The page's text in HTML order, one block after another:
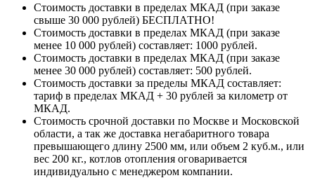
Стоимость доставки в пределах МКАД (при заказе
свыше 30 000 рублей) БЕСПЛАТНО!
Стоимость доставки в пределах МКАД (при заказе
менее 10 000 рублей) составляет: 1000 рублей.
Стоимость доставки в пределах МКАД (при заказе
менее 30 000 рублей) составляет: 500 рублей.
Стоимость доставки за пределы МКАД составляет:
тариф в пределах МКАД + 30 рублей за километр от
МКАД.
Стоимость срочной доставки по Москве и Московской
области, а так же доставка негабаритного товара
превышающего длину 2500 мм, или объем 2 куб.м., или
вес 200 кг., котлов отопления оговаривается
индивидуально с менеджером компании.